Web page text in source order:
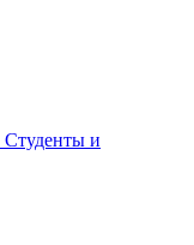
Студенты и